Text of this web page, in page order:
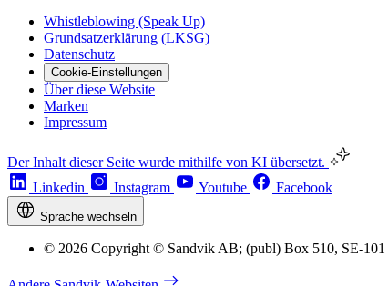
Whistleblowing (Speak Up)
Grundsatzerklärung (LKSG)
Datenschutz
Cookie-Einstellungen
Über diese Website
Marken
Impressum
Der Inhalt dieser Seite wurde mithilfe von KI übersetzt.
Linkedin
Instagram Youtube Facebook
Sprache wechseln
© 2026 Copyright © Sandvik AB; (publ) Box 510, SE-101